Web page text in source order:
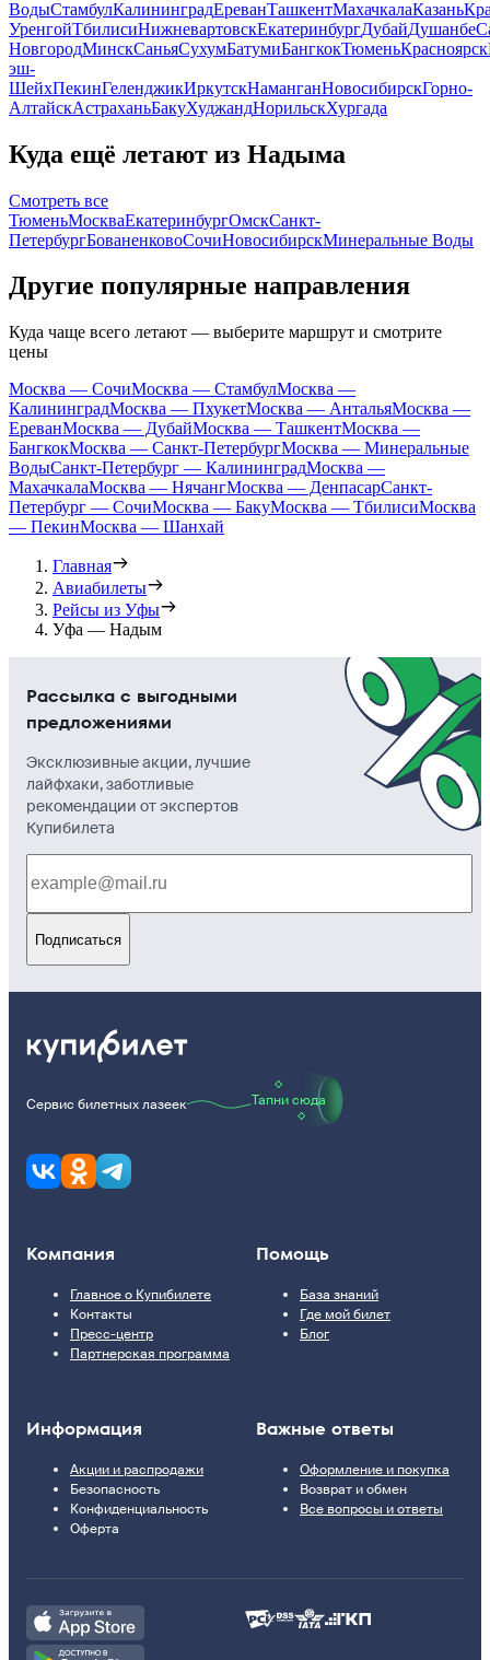
ВодыСтамбулКалининградЕреванТашкентМахачкалаКазань
УренгойТбилисиНижневартовскЕкатеринбургДубайДушанбе
НовгородМинскСаньяСухумБатумиБангкокТюменьКрасноярск
эш-
ШейхПекинГеленджикИркутскНаманганНовосибирскГорно-
АлтайскАстраханьБакуХуджандНорильскХургада
Куда ещё летают из Надыма
Смотреть все
ТюменьМоскваЕкатеринбургОмскСанкт-
ПетербургБованенковоСочиНовосибирскМинеральные Воды
Другие популярные направления
Куда чаще всего летают — выберите маршрут и смотрите
цены
Москва — СочиМосква — СтамбулМосква —
КалининградМосква — ПхукетМосква — АнтальяМосква —
ЕреванМосква — ДубайМосква — ТашкентМосква —
БангкокМосква — Санкт-ПетербургМосква — Минеральные
ВодыСанкт-Петербург — КалининградМосква —
МахачкалаМосква — НячангМосква — ДенпасарСанкт-
Петербург — СочиМосква — БакуМосква — ТбилисиМосква
— ПекинМосква — Шанхай
Главная
Авиабилеты
Рейсы из Уфы
Уфа — Надым
Рассылка с выгодными
предложениями
Эксклюзивные акции, лучшие
лайфхаки, заботливые
рекомендации от экспертов
Купибилета
Подписаться
Сервис билетных лазеек Тапни сюда
Компания
Главное о Купибилете
Контакты
Пресс-центр
Партнерская программа
Помощь
База знаний
Где мой билет
Блог
Информация
Акции и распродажи
Безопасность
Конфиденциальность
Оферта
Важные ответы
Оформление и покупка
Возврат и обмен
Все вопросы и ответы